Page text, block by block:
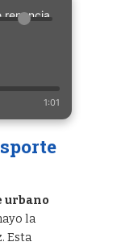
renuncia
1:01
urbano
la
Esta